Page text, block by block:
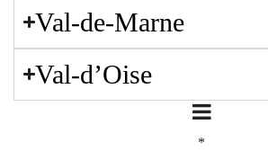
Val-de-Marne
Val-d’Oise
*